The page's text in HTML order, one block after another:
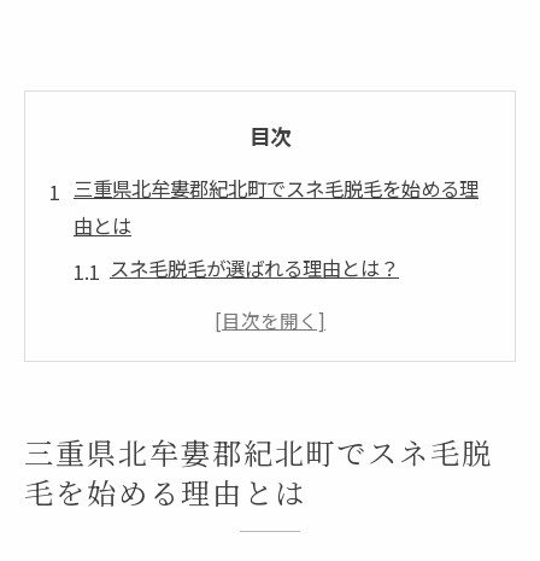
目次
三重県北牟婁郡紀北町でスネ毛脱毛を始める理
由とは
スネ毛脱毛が選ばれる理由とは？
紀北町でのスネ毛脱毛の需要増加背景
肌に優しい脱毛方法の必要性
スネ毛脱毛を始めるタイミング
三重県北牟婁郡紀北町でスネ毛脱
毛を始める理由とは